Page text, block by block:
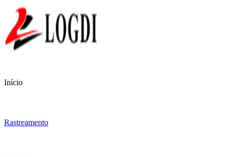
Início
Rastreamento